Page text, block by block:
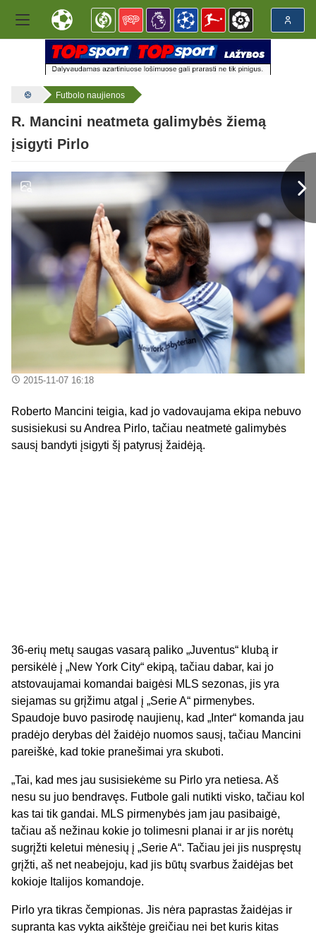
Futbolo naujienos
R. Mancini neatmeta galimybės žiemą
įsigyti Pirlo
2015-11-07 16:18
Roberto Mancini teigia, kad jo vadovaujama ekipa nebuvo
susisiekusi su Andrea Pirlo, tačiau neatmetė galimybės
sausį bandyti įsigyti šį patyrusį žaidėją.
36-erių metų saugas vasarą paliko „Juventus“ klubą ir
persikėlė į „New York City“ ekipą, tačiau dabar, kai jo
atstovaujamai komandai baigėsi MLS sezonas, jis yra
siejamas su grįžimu atgal į „Serie A“ pirmenybes.
Spaudoje buvo pasirodę naujienų, kad „Inter“ komanda jau
pradėjo derybas dėl žaidėjo nuomos sausį, tačiau Mancini
pareiškė, kad tokie pranešimai yra skuboti.
„Tai, kad mes jau susisiekėme su Pirlo yra netiesa. Aš
nesu su juo bendravęs. Futbole gali nutikti visko, tačiau kol
kas tai tik gandai. MLS pirmenybės jam jau pasibaigė,
tačiau aš nežinau kokie jo tolimesni planai ir ar jis norėtų
sugrįžti keletui mėnesių į „Serie A“. Tačiau jei jis nuspręstų
grįžti, aš net neabejoju, kad jis būtų svarbus žaidėjas bet
kokioje Italijos komandoje.
Pirlo yra tikras čempionas. Jis nėra paprastas žaidėjas ir
supranta kas vykta aikštėje greičiau nei bet kuris kitas